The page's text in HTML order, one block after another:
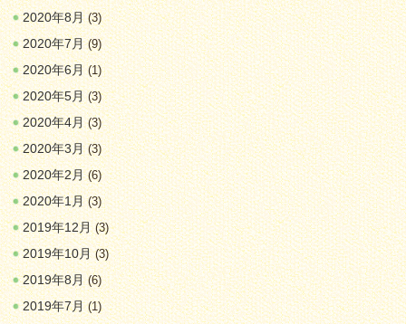
2020年8月(3)
2020年7月(9)
2020年6月(1)
2020年5月(3)
2020年4月(3)
2020年3月(3)
2020年2月(6)
2020年1月(3)
2019年12月(3)
2019年10月(3)
2019年8月(6)
2019年7月(1)